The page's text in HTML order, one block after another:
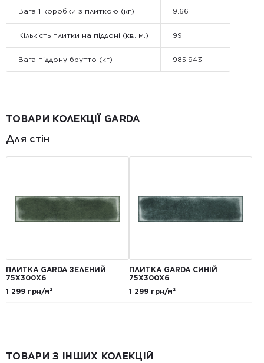
Вага 1 коробки з плиткою (кг) 9.66
Кількість плитки на піддоні (кв. м.) 99
Вага піддону брутто (кг) 985.943
ТОВАРИ КОЛЕКЦІЇ GARDA
Для стін
ПЛИТКА GARDA ЗЕЛЕНИЙ
75X300X6
1 299 грн/м²
ПЛИТКА GARDA СИНІЙ
75X300X6
1 299 грн/м²
ТОВАРИ З ІНШИХ КОЛЕКЦІЙ